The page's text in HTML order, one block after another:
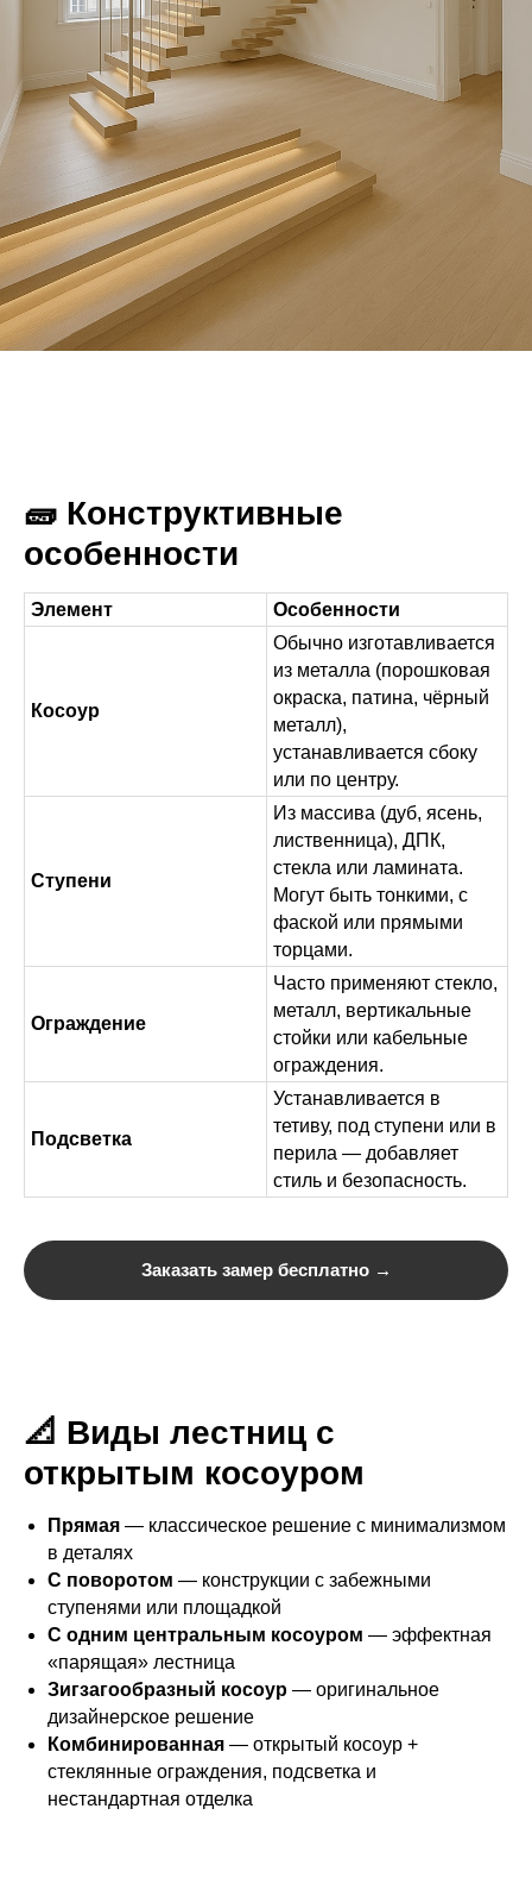
🧱 Конструктивные
особенности
Элемент Особенности
Косоур
Обычно изготавливается
из металла (порошковая
окраска, патина, чёрный
металл),
устанавливается сбоку
или по центру.
Ступени
Из массива (дуб, ясень,
лиственница), ДПК,
стекла или ламината.
Могут быть тонкими, с
фаской или прямыми
торцами.
Ограждение
Часто применяют стекло,
металл, вертикальные
стойки или кабельные
ограждения.
Подсветка
Устанавливается в
тетиву, под ступени или в
перила — добавляет
стиль и безопасность.
Заказать замер бесплатно →
📐 Виды лестниц с
открытым косоуром
Прямая — классическое решение с минимализмом
в деталях
С поворотом — конструкции с забежными
ступенями или площадкой
С одним центральным косоуром — эффектная
«парящая» лестница
Зигзагообразный косоур — оригинальное
дизайнерское решение
Комбинированная — открытый косоур +
стеклянные ограждения, подсветка и
нестандартная отделка